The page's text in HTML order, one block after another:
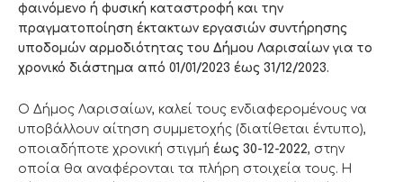
φαινόμενο ή φυσική καταστροφή και την
πραγματοποίηση έκτακτων εργασιών συντήρησης
υποδομών αρμοδιότητας του Δήμου Λαρισαίων για το
χρονικό διάστημα από 01/01/2023 έως 31/12/2023.
Ο Δήμος Λαρισαίων, καλεί τους ενδιαφερομένους να
υποβάλλουν αίτηση συμμετοχής (διατίθεται έντυπο),
οποιαδήποτε χρονική στιγμή έως 30-12-2022, στην
οποία θα αναφέρονται τα πλήρη στοιχεία τους. Η